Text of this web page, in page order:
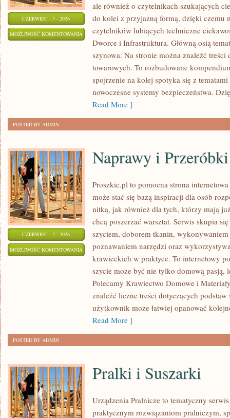
CZERWIEC - 5 - 2026
MOŻLIWOŚĆ KOMENTOWANIA AKTUALNOŚCI
WYDARZENIA
ale również o czytelnikach szukających
do kolei z przyjazną formą, dzięki czemu
czytelników lubiących techniczne
Dworce i Infrastruktura. Główną osią
szynowa. Na stronie można znaleźć treści
towarowych. To rozbudowane
spojrzenie na kolej spotyka się z
nowoczesne systemy bezpieczeństwa.
Read More ]
POSTED BY ADMIN
CZERWIEC - 5 - 2026
MOŻLIWOŚĆ KOMENTOWANIA NAPRAWY
PRZERÓBKI
Naprawy i Przeróbki
Proszkic.pl to pomocna strona
może stać się bazą inspiracji dla osób
nitką, jak również dla tych, którzy mają
chcą poszerzać warsztat. Serwis skupia
szyciem, doborem tkanin,
poznawaniem narzędzi oraz
krawieckich w praktyce. To internetowy
szycie może być nie tylko domową pasją,
Polecamy Krawiectwo Domowe i
znaleźć liczne treści dotyczących
użytkownik może łatwiej opanować
Read More ]
POSTED BY ADMIN
Pralki i Suszarki
Urządzenia Pralnicze to tematyczny
praktycznym rozwiązaniom pralniczym,